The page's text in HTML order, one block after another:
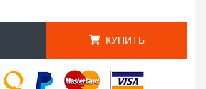
КУПИТЬ